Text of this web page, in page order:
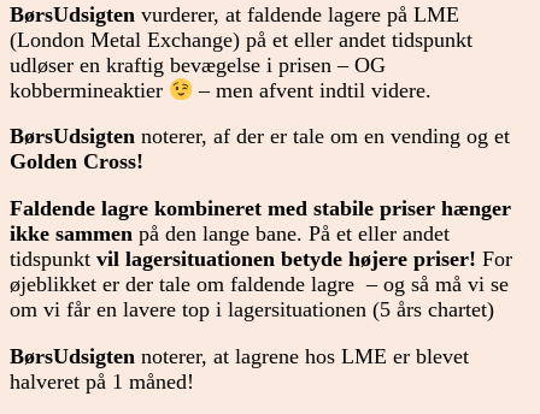
BørsUdsigten vurderer, at faldende lagere på LME
(London Metal Exchange) på et eller andet tidspunkt
udløser en kraftig bevægelse i prisen – OG
kobbermineaktier
– men afvent indtil videre.
BørsUdsigten noterer, af der er tale om en vending og et
Golden Cross!
Faldende lagre kombineret med stabile priser hænger
ikke sammen på den lange bane. På et eller andet
tidspunkt vil lagersituationen betyde højere priser! For
øjeblikket er der tale om faldende lagre – og så må vi se
om vi får en lavere top i lagersituationen (5 års chartet)
BørsUdsigten noterer, at lagrene hos LME er blevet
halveret på 1 måned!